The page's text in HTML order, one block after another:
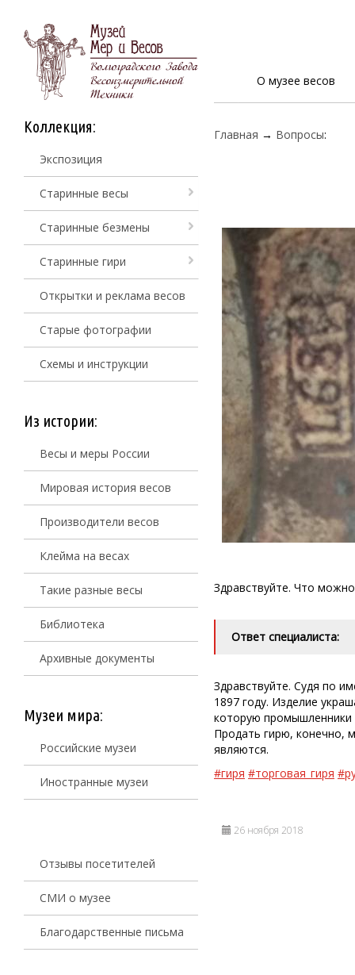
О музее весов
Коллекция:
Экспозиция
Старинные весы
Старинные безмены
Старинные гири
Открытки и реклама весов
Старые фотографии
Схемы и инструкции
Из истории:
Весы и меры России
Мировая история весов
Производители весов
Клейма на весах
Такие разные весы
Библиотека
Архивные документы
Музеи мира:
Российские музеи
Иностранные музеи
Отзывы посетителей
СМИ о музее
Благодарственные письма
Главная → Вопросы:
Здравствуйте. Что
Ответ специалиста:
Здравствуйте. Судя по
1897 году. Изделие
которую промышленники
Продать гирю, конечно,
являются.
#гиря #торговая_гиря
26 ноября 2018